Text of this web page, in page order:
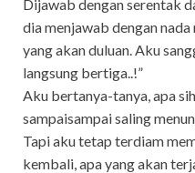
Dijawab dengan serentak
dia menjawab dengan nada
yang akan duluan. Aku
langsung bertiga..!”
Aku bertanya-tanya, apa
sampaisampai saling
Tapi aku tetap terdiam
kembali, apa yang akan